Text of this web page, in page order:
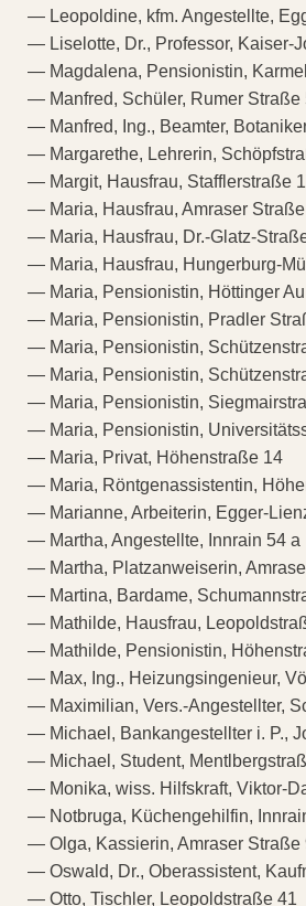
— Leopoldine, kfm. Angestellte,
— Liselotte, Dr., Professor, Kaiser-
— Magdalena, Pensionistin,
— Manfred, Schüler, Rumer Straße
— Manfred, Ing., Beamter,
— Margarethe, Lehrerin,
— Margit, Hausfrau, Stafflerstraße
— Maria, Hausfrau, Amraser
— Maria, Hausfrau, Dr.-Glatz-
— Maria, Hausfrau, Hungerburg-
— Maria, Pensionistin, Höttinger
— Maria, Pensionistin, Pradler
— Maria, Pensionistin,
— Maria, Pensionistin,
— Maria, Pensionistin,
— Maria, Pensionistin,
— Maria, Privat, Höhenstraße 14
— Maria, Röntgenassistentin,
— Marianne, Arbeiterin, Egger-
— Martha, Angestellte, Innrain 54 a
— Martha, Platzanweiserin,
— Martina, Bardame,
— Mathilde, Hausfrau,
— Mathilde, Pensionistin,
— Max, Ing., Heizungsingenieur,
— Maximilian, Vers.-Angestellter,
— Michael, Bankangestellter i. P.,
— Michael, Student,
— Monika, wiss. Hilfskraft, Viktor-
— Notbruga, Küchengehilfin,
— Olga, Kassierin, Amraser Straße
— Oswald, Dr., Oberassistent,
— Otto, Tischler, Leopoldstraße 41